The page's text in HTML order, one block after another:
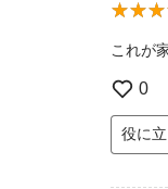
これが
0
役に